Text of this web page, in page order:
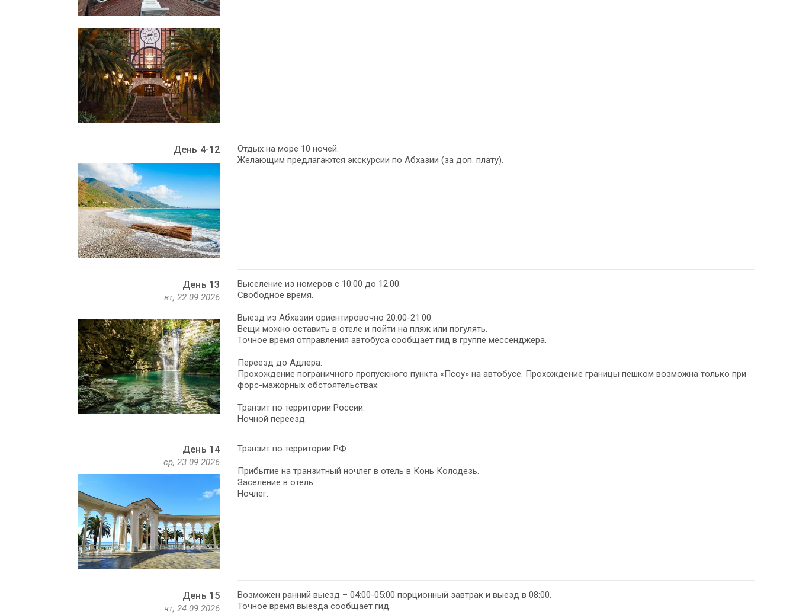
День 4-12
Отдых на море 10 ночей.
Желающим предлагаются экскурсии по Абхазии (за доп. плату).
День 13
вт, 22.09.2026
Выселение из номеров с 10:00 до 12:00.
Свободное время.
Выезд из Абхазии ориентировочно 20:00-21:00.
Вещи можно оставить в отеле и пойти на пляж или погулять.
Точное время отправления автобуса сообщает гид в группе мессенджера.
Переезд до Адлера.
Прохождение пограничного пропускного пункта «Псоу» на автобусе. Прохождение границы пешком возможна только при
форс-мажорных обстоятельствах.
Транзит по территории России.
Ночной переезд.
День 14
ср, 23.09.2026
Транзит по территории РФ.
Прибытие на транзитный ночлег в отель в Конь Колодезь.
Заселение в отель.
День 15
чт, 24.09.2026
Возможен ранний выезд – 04:00-05:00 порционный завтрак и выезд в 08:00.
Точное время выезда сообщает гид.